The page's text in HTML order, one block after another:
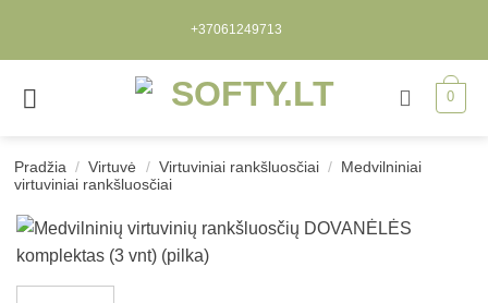
+37061249713
0
Pradžia / Virtuvė / Virtuviniai rankšluosčiai / Medvilniniai
virtuviniai rankšluosčiai